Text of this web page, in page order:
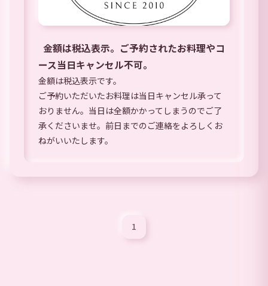
金額は税込表示。ご予約されたお料理やコ
ース当日キャンセル不可。
金額は税込表示です。
ご予約いただいたお料理は当日キャンセル承って
おりません。当日は全額かかってしまうのでご了
承くださいませ。前日までのご連絡をよろしくお
ねがいいたします。
1